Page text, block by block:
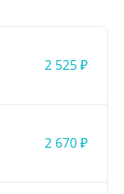
2 525 ₽
2 670 ₽